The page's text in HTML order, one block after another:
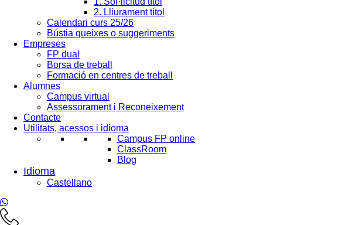
2. Lliurament títol
Calendari curs 25/26
Bústia queixes o suggeriments
Empreses
FP dual
Borsa de treball
Formació en centres de treball
Alumnes
Campus virtual
Assessorament i Reconeixement
Contacte
Utilitats, acessos i idioma
Campus FP online
ClassRoom
Blog
Castellano